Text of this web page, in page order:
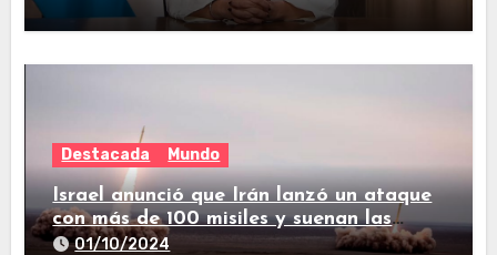
Destacada Mundo
Israel anunció que Irán lanzó un ataque
con más de 100 misiles y suenan las
sirenas en todo el país
01/10/2024